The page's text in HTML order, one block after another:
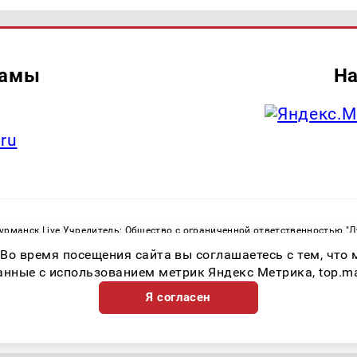
Live Учредитель: Общество с ограниченной ответственностью
служба по надзору в сфере связи, информационных технологий и
Регистрационный номер СМИ ЭЛ № ФС 77 - 82534 от 21.01.2022
время посещения сайта вы соглашаетесь с тем,
с использованием метрик Яндекс Метрика,
Я согласен